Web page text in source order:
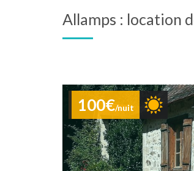
Allamps : location
100€/nuit